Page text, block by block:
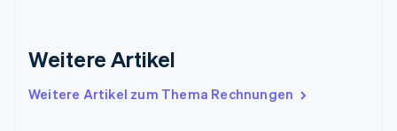
Weitere Artikel
Weitere Artikel zum Thema Rechnungen
Griechenland